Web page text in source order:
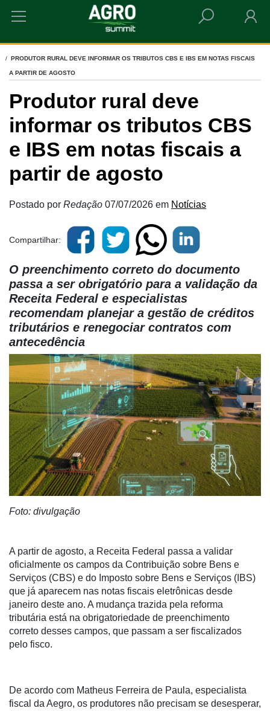
HOME
PRODUTOR RURAL DEVE INFORMAR OS TRIBUTOS CBS E IBS EM NOTAS FISCAIS
A PARTIR DE AGOSTO
Produtor rural deve
informar os tributos CBS
e IBS em notas fiscais a
partir de agosto
Postado por Redação 07/07/2026 em Notícias
Compartilhar:
O preenchimento correto do documento
passa a ser obrigatório para a validação da
Receita Federal e especialistas
recomendam planejar a gestão de créditos
tributários e renegociar contratos com
antecedência
Foto: divulgação
A partir de agosto, a Receita Federal passa a validar
oficialmente os campos da Contribuição sobre Bens e
Serviços (CBS) e do Imposto sobre Bens e Serviços (IBS)
que já aparecem nas notas fiscais eletrônicas desde
janeiro deste ano. A mudança trazida pela reforma
tributária está na obrigatoriedade de preenchimento
correto desses campos, que passam a ser fiscalizados
pelo fisco.
De acordo com Matheus Ferreira de Paula, especialista
fiscal da Aegro, os produtores não precisam se desesperar,